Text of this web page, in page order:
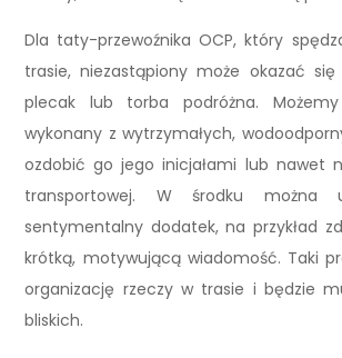
Dla taty-przewoźnika OCP, który
trasie, niezastąpiony może okazać się
plecak lub torba podróżna.
wykonany z wytrzymałych,
ozdobić go jego inicjałami lub nawet
transportowej. W środku można
sentymentalny dodatek, na przykład
krótką, motywującą wiadomość. Taki
organizację rzeczy w trasie i będzie
bliskich.